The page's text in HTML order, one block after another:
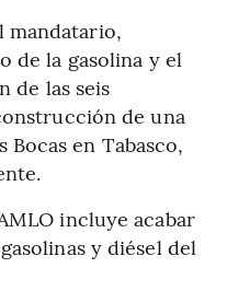
mandatario,
de la gasolina y el
de las seis
de una
en Tabasco,
incluye acabar
y diésel del